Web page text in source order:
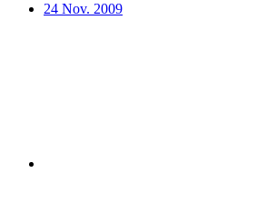
24 Nov. 2009